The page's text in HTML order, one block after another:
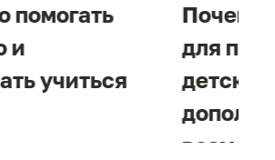
помогать
и
учиться
Почему
для